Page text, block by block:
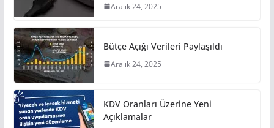
Aralık 24, 2025
Bütçe Açığı Verileri Paylaşıldı
Aralık 24, 2025
KDV Oranları Üzerine Yeni
Açıklamalar